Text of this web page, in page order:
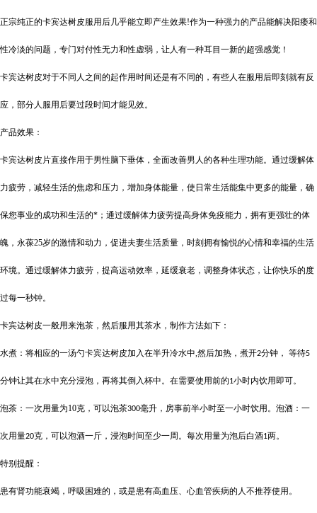
正宗纯正的卡宾达树皮服用后几乎能立即产生效果!作为一种强力的产品能解决阳痿和
性冷淡的问题，专门对付性无力和性虚弱，让人有一种耳目一新的超强感觉！
卡宾达树皮对于不同人之间的起作用时间还是有不同的，有些人在服用后即刻就有反
应，部分人服用后要过段时间才能见效。
产品效果：
卡宾达树皮片直接作用于男性脑下垂体，全面改善男人的各种生理功能。通过缓解体
力疲劳，减轻生活的焦虑和压力，增加身体能量，使日常生活能集中更多的能量，确
保您事业的成功和生活的*；通过缓解体力疲劳提高身体免疫能力，拥有更强壮的体
魄，永葆25岁的激情和动力，促进夫妻生活质量，时刻拥有愉悦的心情和幸福的生活
环境。通过缓解体力疲劳，提高运动效率，延缓衰老，调整身体状态，让你快乐的度
过每一秒钟。
卡宾达树皮一般用来泡茶，然后服用其茶水，制作方法如下：
水煮：将相应的一汤勺卡宾达树皮加入在半升冷水中,然后加热，煮开2分钟， 等待5
分钟让其在水中充分浸泡，再将其倒入杯中。在需要使用前的1小时内饮用即可。
泡茶：一次用量为10克，可以泡茶300毫升，房事前半小时至一小时饮用。泡酒：一
次用量20克，可以泡酒一斤，浸泡时间至少一周。每次用量为泡后白酒1两。
特别提醒：
患有肾功能衰竭，呼吸困难的，或是患有高血压、心血管疾病的人不推荐使用。